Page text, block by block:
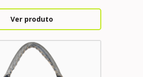
Ver produto